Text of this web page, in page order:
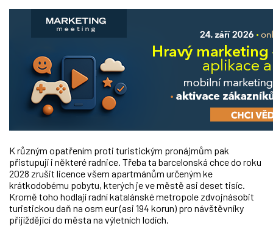
K různým opatřením proti turistickým pronájmům pak
přistupují i některé radnice. Třeba ta barcelonská chce do roku
2028 zrušit licence všem apartmánům určeným ke
krátkodobému pobytu, kterých je ve městě asi deset tisíc.
Kromě toho hodlají radní katalánské metropole zdvojnásobit
turistickou daň na osm eur (asi 194 korun) pro návštěvníky
přijíždějící do města na výletních lodích.